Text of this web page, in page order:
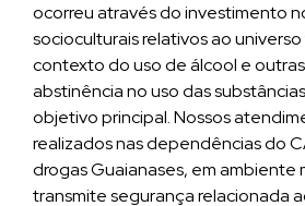
ocorreu através do investimento
socioculturais relativos ao
contexto do uso de álcool e
abstinência no uso das
objetivo principal. Nossos
realizados nas dependências do
drogas Guaianases, em ambiente
transmite segurança relacionada